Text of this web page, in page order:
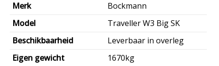
Merk
Bockmann
Model
Traveller W3 Big SK
Beschikbaarheid
Leverbaar in overleg
Eigen gewicht
1670kg